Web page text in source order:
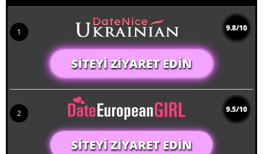
1 9.8/10
SITEYI ZIYARET EDIN
2 9.5/10
SITEYI ZIYARET EDIN